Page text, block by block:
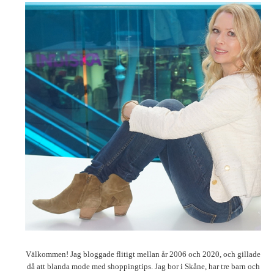
Välkommen! Jag bloggade flitigt mellan år 2006 och 2020, och gillade
då att blanda mode med shoppingtips. Jag bor i Skåne, har tre barn och